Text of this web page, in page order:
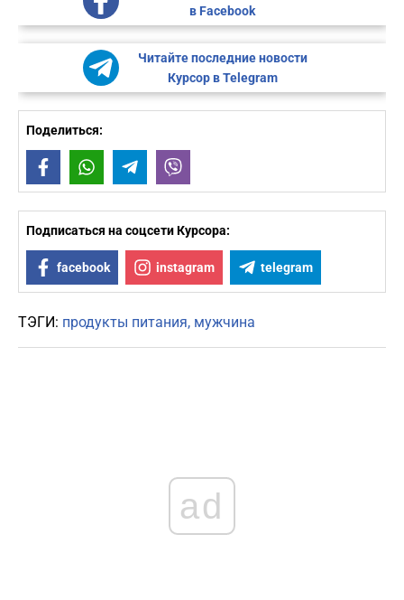
в Facebook
Читайте последние новости
Курсор в Telegram
Поделиться:
FacebookWhatsAppTelegram
Подписаться на соцсети Курсора:
facebook instagram telegram
ТЭГИ: продукты питания мужчина
ad